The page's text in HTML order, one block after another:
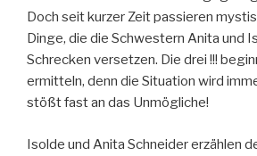
Doch seit kurzer Zeit passieren
Dinge, die die Schwestern Anita und
Schrecken versetzen. Die drei !!!
ermitteln, denn die Situation wird
stößt fast an das Unmögliche!
Isolde und Anita Schneider erzählen